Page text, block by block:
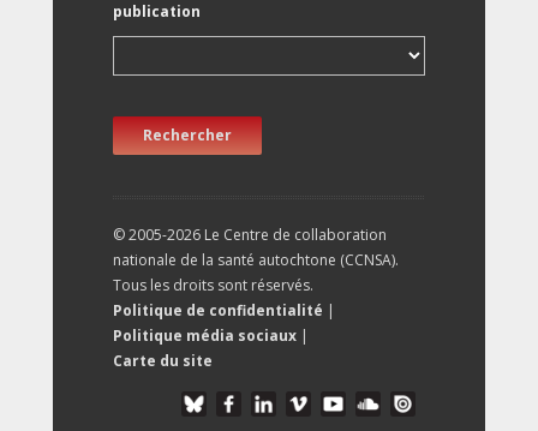
publication
Rechercher
© 2005-2026 Le Centre de collaboration
nationale de la santé autochtone (CCNSA).
Tous les droits sont réservés.
Politique de confidentialité |
Politique média sociaux |
Carte du site